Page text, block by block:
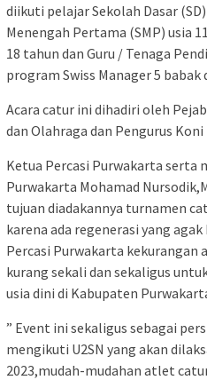
diikuti pelajar Sekolah Dasar
Menengah Pertama (SMP) usia
18 tahun dan Guru / Tenaga
program Swiss Manager 5
Acara catur ini dihadiri oleh
dan Olahraga dan Pengurus
Ketua Percasi Purwakarta serta
Purwakarta Mohamad
tujuan diadakannya turnamen
karena ada regenerasi yang
Percasi Purwakarta
kurang sekali dan sekaligus
usia dini di Kabupaten
” Event ini sekaligus sebagai
mengikuti U2SN yang akan
2023,mudah-mudahan atlet